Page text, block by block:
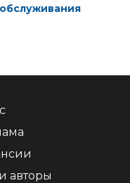
авторы